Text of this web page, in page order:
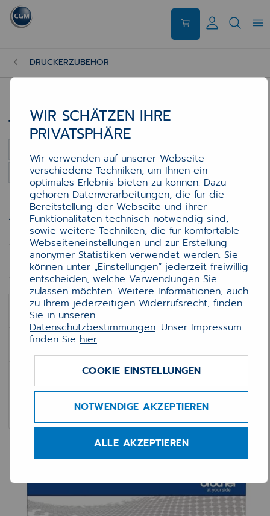
DRUCKERZUBEHÖR
13 Artikel auf 1 Seite
Trommel 13 Artikel auf 1 Seite
Artikel pro Seite
Angebote anzeigen für
Zubehör
Druckerzubehör
Trommel
Toner
Tintenpatrone
Transfereinheit
WIR SCHÄTZEN IHRE
PRIVATSPHÄRE
Wir verwenden auf unserer Webseite
verschiedene Techniken, um Ihnen ein
optimales Erlebnis bieten zu können. Dazu
gehören Datenverarbeitungen, die für die
Bereitstellung der Webseite und ihrer
Funktionalitäten technisch notwendig sind,
sowie weitere Techniken, die für komfortable
Webseiteneinstellungen und zur Erstellung
anonymer Statistiken verwendet werden. Sie
können unter „Einstellungen“ jederzeit freiwillig
entscheiden, welche Verwendungen Sie
zulassen möchten. Weitere Informationen, auch
zu Ihrem jederzeitigen Widerrufsrecht, finden
Sie in unseren
Datenschutzbestimmungen. Unser Impressum
finden Sie hier.
COOKIE EINSTELLUNGEN
NOTWENDIGE AKZEPTIEREN
ALLE AKZEPTIEREN